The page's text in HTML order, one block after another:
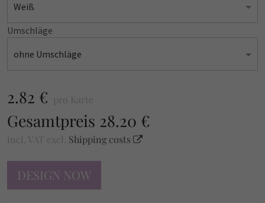
Weiß
Umschläge
ohne Umschläge
2.82 € pro Karte
Gesamtpreis 28.20 €
incl. VAT excl. Shipping costs
DESIGN NOW